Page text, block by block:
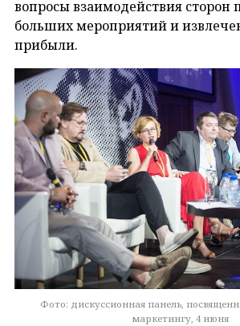
вопросы взаимодействия сторон
больших мероприятий и
прибыли.
Фото: дискуссионная панель,
маркетингу, 4 июня